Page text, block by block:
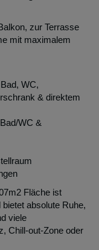
zur Terrasse
mit maximalem
WC,
& direktem
WC &
Fläche ist
absolute Ruhe,
viele
Chill-out-Zone oder